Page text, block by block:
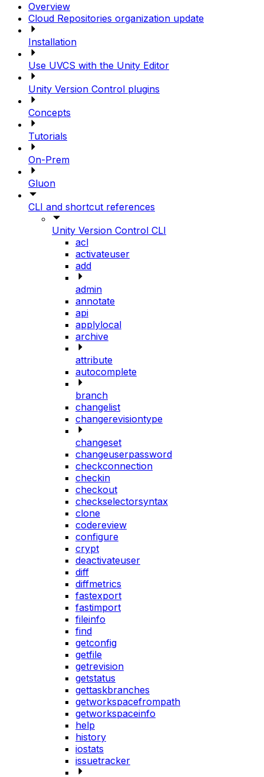
Overview
Cloud Repositories organization update
Installation
Use UVCS with the Unity Editor
Unity Version Control plugins
Concepts
Tutorials
On-Prem
Gluon
CLI and shortcut references
Unity Version Control CLI
acl
activateuser
add
admin
annotate
api
applylocal
archive
attribute
autocomplete
branch
changelist
changerevisiontype
changeset
changeuserpassword
checkconnection
checkin
checkout
checkselectorsyntax
clone
codereview
configure
crypt
deactivateuser
diff
diffmetrics
fastexport
fastimport
fileinfo
find
getconfig
getfile
getrevision
getstatus
gettaskbranches
getworkspacefrompath
getworkspaceinfo
help
history
iostats
issuetracker